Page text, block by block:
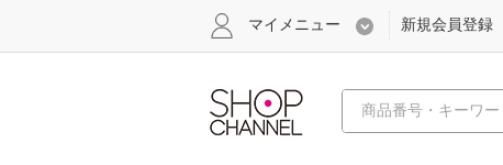
心おどる、
マイメニュー 新規会員登録